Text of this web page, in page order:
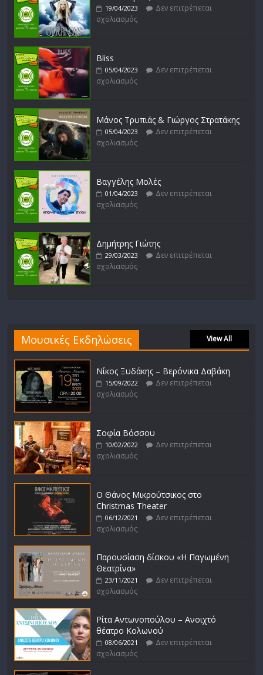
19/04/2023
Δεν επιτρέπεται
σχολιασμός
Bliss
05/04/2023
Δεν επιτρέπεται
σχολιασμός
Μάνος Τρυπιάς & Γιώργος Στρατάκης
05/04/2023
Δεν επιτρέπεται
σχολιασμός
Βαγγέλης Μολές
01/04/2023
Δεν επιτρέπεται
σχολιασμός
Δημήτρης Γιώτης
29/03/2023
Δεν επιτρέπεται
σχολιασμός
Μουσικές Εκδηλώσεις View All
Νίκος Ξυδάκης – Βερόνικα Δαβάκη
15/09/2022
Δεν επιτρέπεται
σχολιασμός
Σοφία Βόσσου
10/02/2022
Δεν επιτρέπεται
σχολιασμός
Ο Θάνος Μικρούτσικος στο
Christmas Theater
06/12/2021
Δεν επιτρέπεται
σχολιασμός
Παρουσίαση δίσκου «Η Παγωμένη
Θεατρίνα»
23/11/2021
Δεν επιτρέπεται
σχολιασμός
Ρίτα Αντωνοπούλου – Ανοιχτό
θέατρο Κολωνού
08/06/2021
Δεν επιτρέπεται
σχολιασμός